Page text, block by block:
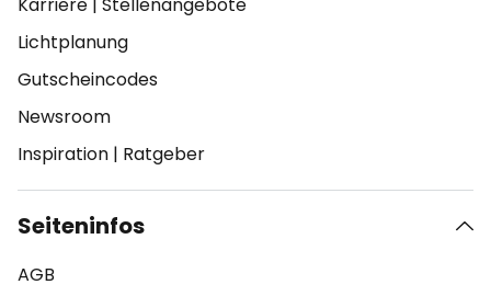
Lichtplanung
Gutscheincodes
Newsroom
Inspiration | Ratgeber
Seiteninfos
AGB